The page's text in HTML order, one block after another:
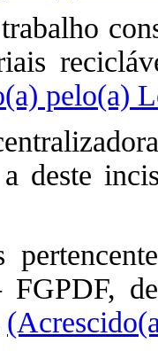
pelo(a)
a deste
FGPDF,